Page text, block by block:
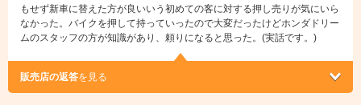
もせず新車に替えた方が良いいう初めての客に対する押し売りが気にいら
なかった。バイクを押して持っていったので大変だったけどホンダドリー
ムのスタッフの方が知識があり、頼りになると思った。(実話です。)
販売店の返答を見る